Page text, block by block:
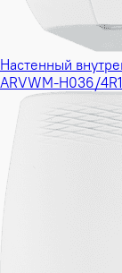
Настенный
ARVWM-H036/